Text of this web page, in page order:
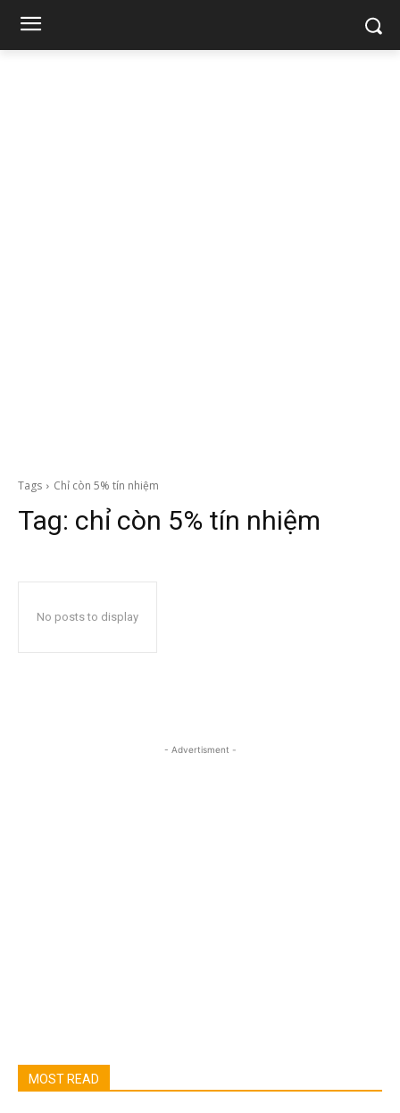
Tags Chỉ còn 5% tín nhiệm
Tag: chỉ còn 5% tín nhiệm
No posts to display
- Advertisment -
MOST READ